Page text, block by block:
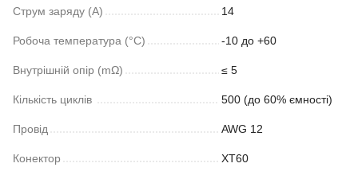
Струм заряду (A) 14
Робоча температура (°C) -10 до +60
Внутрішній опір (mΩ) ≤ 5
Кількість циклів 500 (до 60% ємності)
Провід AWG 12
Конектор ХТ60